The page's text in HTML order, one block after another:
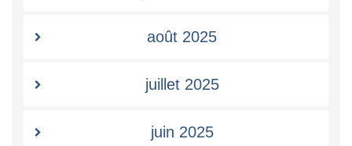
août 2025
juillet 2025
juin 2025